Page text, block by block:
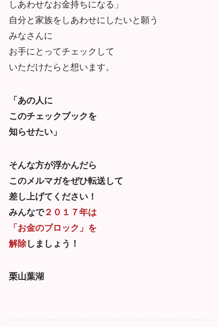
しあわせなお金持ちになる」
自分と家族をしあわせにしたいと願う
みなさんに
お手にとってチェックして
いただけたらと想います。
「あの人に
このチェックブックを
知らせたい」
そんな方が浮かんだら
このメルマガをぜひ転送して
差し上げてください！
みんなで２０１７年は
「お金のブロック」を
解除しましょう！
栗山葉湖